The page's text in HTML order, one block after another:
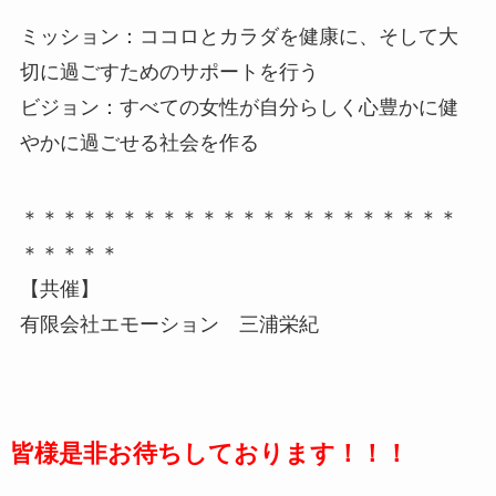
ミッション：ココロとカラダを健康に、そして大
切に過ごすためのサポートを行う
ビジョン：すべての女性が自分らしく心豊かに健
やかに過ごせる社会を作る
＊＊＊＊＊＊＊＊＊＊＊＊＊＊＊＊＊＊＊＊＊＊
＊＊＊＊＊
【共催】
有限会社エモーション 三浦栄紀
皆様是非お待ちしております！！！